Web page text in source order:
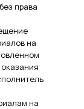
права
на
на